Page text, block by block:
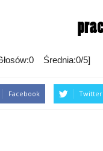
Średnia:0/5]
Facebook Twitter